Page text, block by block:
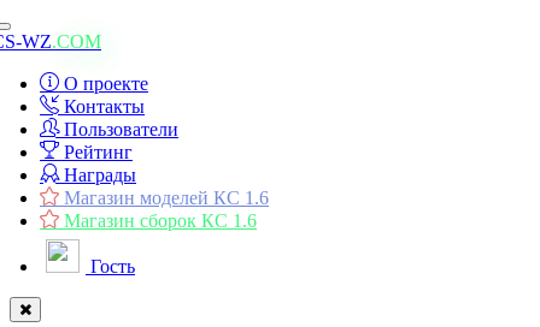
Toggle
navigation
WZ.COM
О проекте
Контакты
Пользователи
Рейтинг
Награды
Магазин моделей КС 1.6
Магазин сборок КС 1.6
Гость